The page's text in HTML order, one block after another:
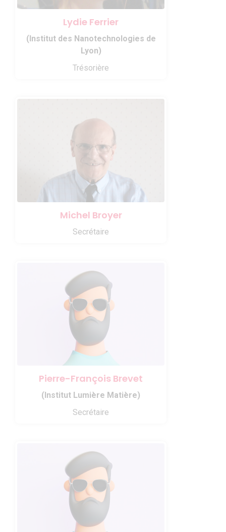
Lydie Ferrier
(Institut des Nanotechnologies de
Lyon)
Trésorière
Michel Broyer
Secrétaire
Pierre-François Brevet
(Institut Lumière Matière)
Secrétaire